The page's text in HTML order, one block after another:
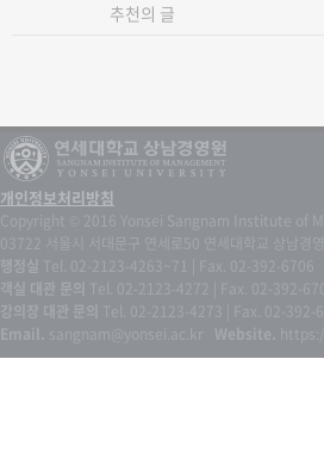
추천의 글
개인정보처리방침
Copyright © 2016 Yonsei Sangnam Institute of
03722 서울시 서대문구 연세로50 연세대학교 상남경영
행정실 Tel. 02-2123-4263~71 | Fax. 02-392-6706
객실 대관 문의 Tel. 02-2123-4272 | Fax. 02-392-
강의장 대관 문의 Tel. 02-2123-4273 | Fax. 02-392-
Email. sangnam@yonsei.ac.kr Website.